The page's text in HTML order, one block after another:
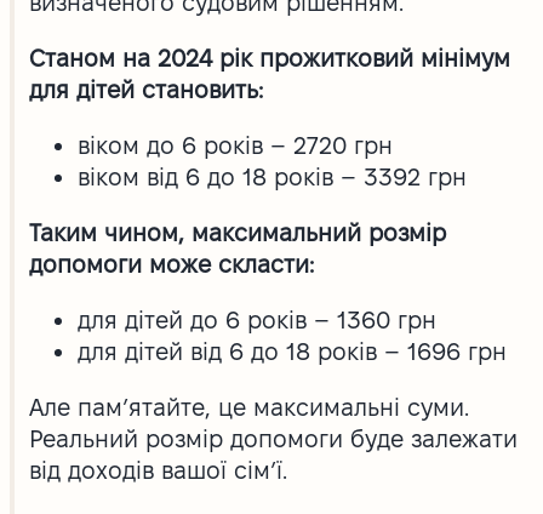
Станом на 2024 рік прожитковий мінімум
для дітей становить:
віком до 6 років – 2720 грн
віком від 6 до 18 років – 3392 грн
Таким чином, максимальний розмір
допомоги може скласти:
для дітей до 6 років – 1360 грн
для дітей від 6 до 18 років – 1696 грн
Але пам’ятайте, це максимальні суми.
Реальний розмір допомоги буде залежати
від доходів вашої сім’ї.